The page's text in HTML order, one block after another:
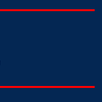
০৩ আগস্ট ২০২৬